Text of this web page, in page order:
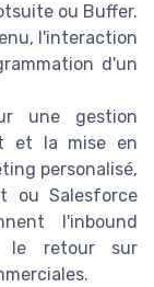
ou Buffer.
l'interaction
d'un
une gestion
et la mise en
personalisé,
ou Salesforce
l'inbound
le retour sur